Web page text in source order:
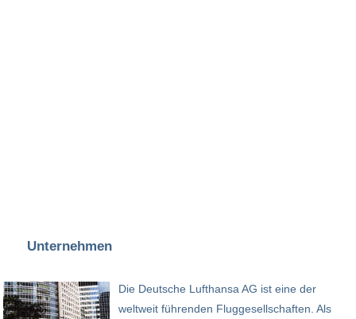
Unternehmen
Die Deutsche Lufthansa AG ist eine der
weltweit führenden Fluggesellschaften. Als